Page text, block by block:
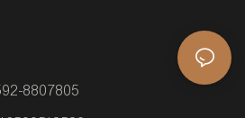
8807805